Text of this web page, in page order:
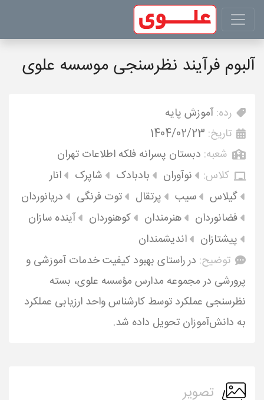
آلبوم فرآیند نظرسنجی موسسه علوی
رده: آموزش پایه
تاریخ: 1404/02/23
شعبه: دبستان پسرانه فلکه اطلاعات تهران
کلاس:
نوآوران بادبادک شاپرک
انار
گیلاس
سیب پرتقال توت فرنگی
دریانوردان
فضانوردان
هنرمندان کوهنوردان
آینده سازان
پیشتازان
اندیشمندان
توضیح: در راستای بهبود کیفیت خدمات آموزشی و
پرورشی در مجموعه مدارس مؤسسه علوی، بسته
نظرسنجی عملکرد توسط کارشناس واحد ارزیابی عملکرد
به دانش‌آموزان تحویل داده شد.
تصویر